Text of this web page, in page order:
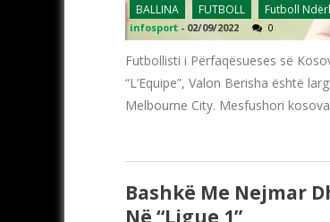
BALLINA FUTBOLL Futboll
infosport - 02/09/2022 0
Futbollisti i Përfaqësueses së
“L’Equipe”, Valon Berisha është
Melbourne City. Mesfushori
Bashkë Me Nejmar
Në “Ligue 1”